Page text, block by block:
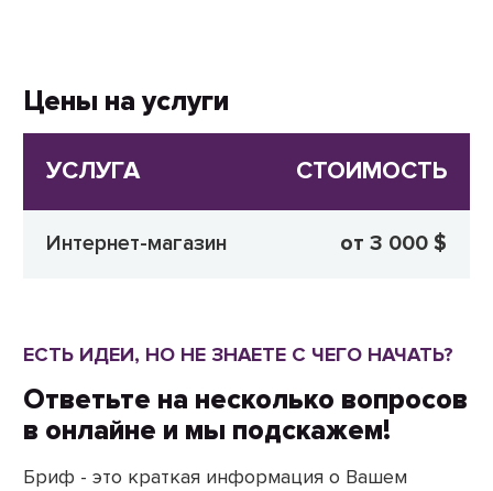
Цены на услуги
УСЛУГА СТОИМОСТЬ
Интернет-магазин от 3 000 $
ЕСТЬ ИДЕИ, НО НЕ ЗНАЕТЕ С ЧЕГО НАЧАТЬ?
Ответьте на несколько вопросов
в онлайне и мы подскажем!
Бриф - это краткая информация о Вашем